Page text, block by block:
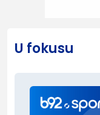
U fokusu